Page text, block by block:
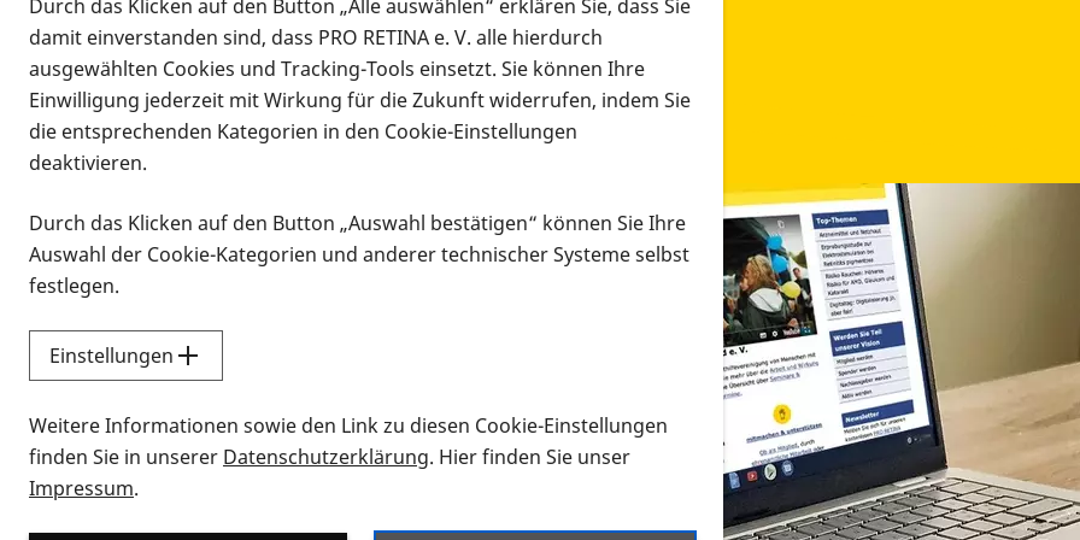
Infomaterial
Infomaterial
Vorlesen
Alle Infomaterialien in verschiedenen Formaten an
Sie möchten wissen, wie Sie nach Infonmaterial suchen und dieses bestellen bzw. herunterladen
Durch das Klicken auf den Button „Alle auswählen“ erklären Sie, dass Sie
damit einverstanden sind, dass PRO RETINA e. V. alle hierdurch
ausgewählten Cookies und Tracking-Tools einsetzt. Sie können Ihre
Einwilligung jederzeit mit Wirkung für die Zukunft widerrufen, indem Sie
die entsprechenden Kategorien in den Cookie-Einstellungen
deaktivieren.
Durch das Klicken auf den Button „Auswahl bestätigen“ können Sie Ihre
Auswahl der Cookie-Kategorien und anderer technischer Systeme selbst
festlegen.
Einstellungen
Weitere Informationen sowie den Link zu diesen Cookie-Einstellungen
finden Sie in unserer Datenschutzerklärung. Hier finden Sie unser
Impressum.